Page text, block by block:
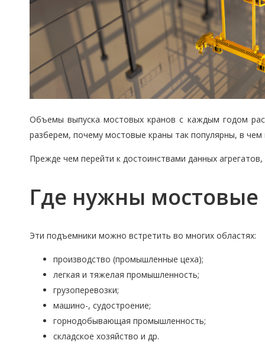
Объемы выпуска мостовых кранов с каждым годом
разберем, почему мостовые краны так популярны, в
Прежде чем перейти к достоинствами данных
Где нужны мостовые
Эти подъемники можно встретить во многих областях:
производство (промышленные цеха);
легкая и тяжелая промышленность;
грузоперевозки;
машино-, судостроение;
горнодобывающая промышленность;
складское хозяйство и др.